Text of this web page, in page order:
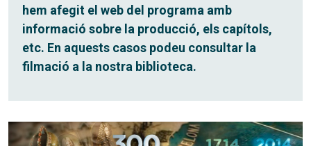
hem afegit el web del programa amb
informació sobre la producció, els capítols,
etc. En aquests casos podeu consultar la
filmació a la nostra biblioteca.